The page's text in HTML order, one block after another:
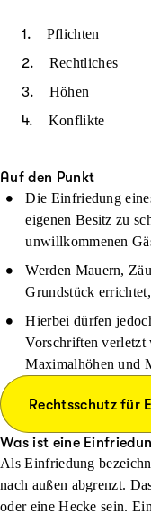
Pflichten
Rechtliches
Höhen
Konflikte
Auf den Punkt
Die Einfriedung
eigenen Besitz zu
unwillkommenen
Werden Mauern,
Grundstück
Hierbei dürfen
Vorschriften verletzt
Maximalhöhen und
Rechtsschutz für
Was ist eine
Als Einfriedung
nach außen abgrenzt.
oder eine Hecke sein.